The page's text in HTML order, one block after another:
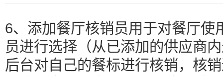
6、添加餐厅核销员用于对餐厅
员进行选择（从已添加的供应商
后台对自己的餐标进行核销，核